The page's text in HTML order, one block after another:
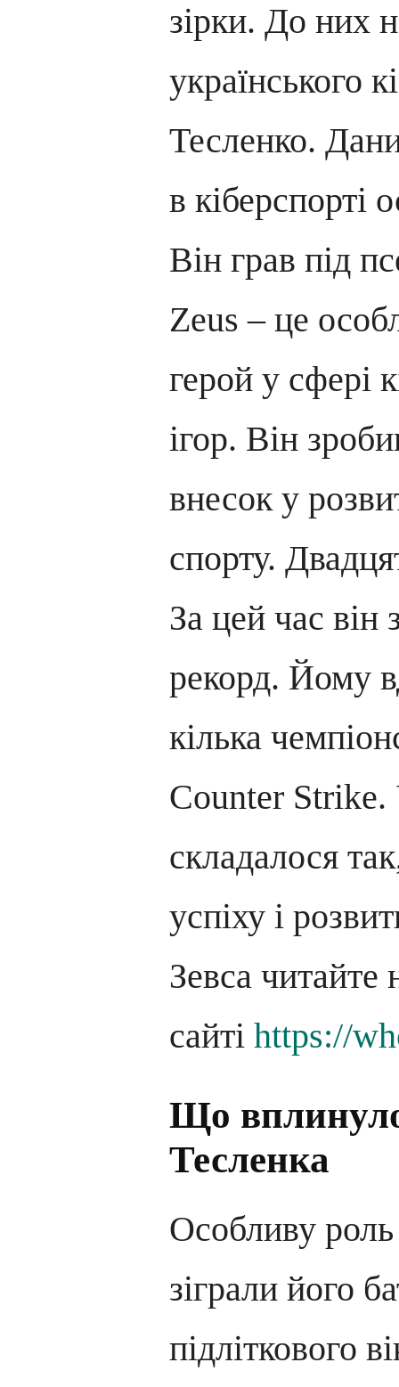
зірки. До них
українського
Тесленко.
в кіберспорті
Він грав під
Zeus – це
герой у сфері
ігор. Він
внесок у
спорту.
За цей час він
рекорд. Йому
кілька
Counter Strike.
складалося
успіху і
Зевса читайте
сайті https://
Що
Тесленка
Особливу роль
зіграли його
підліткового